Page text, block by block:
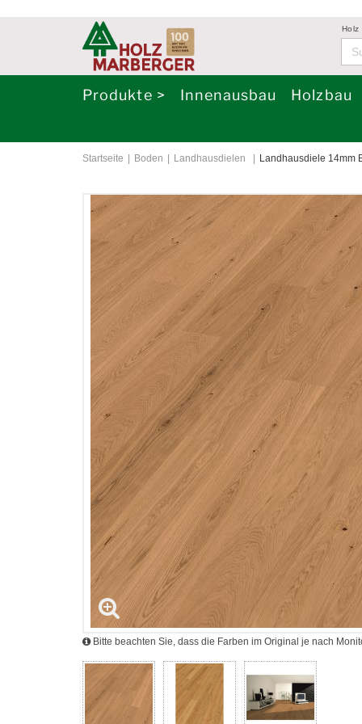
Holz
Produkte > Innenausbau Holzbau
Startseite Boden Landhausdielen Landhausdiele 14mm
Bitte beachten Sie, dass die Farben im Original je nach